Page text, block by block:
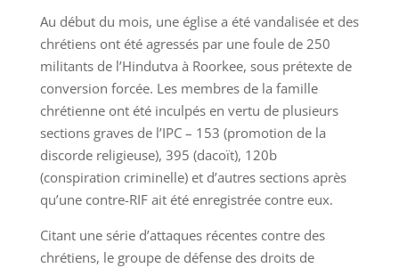
Au début du mois, une église a été vandalisée et des
chrétiens ont été agressés par une foule de 250
militants de l’Hindutva à Roorkee, sous prétexte de
conversion forcée. Les membres de la famille
chrétienne ont été inculpés en vertu de plusieurs
sections graves de l’IPC – 153 (promotion de la
discorde religieuse), 395 (dacoït), 120b
(conspiration criminelle) et d’autres sections après
qu’une contre-RIF ait été enregistrée contre eux.
Citant une série d’attaques récentes contre des
chrétiens, le groupe de défense des droits de